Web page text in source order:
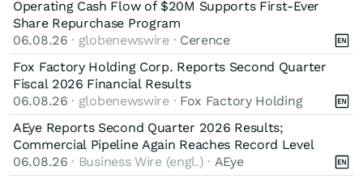
Operating Cash Flow of $20M Supports First-Ever
Share Repurchase Program
06.08.26 · globenewswire · Cerence
Fox Factory Holding Corp. Reports Second Quarter
Fiscal 2026 Financial Results
06.08.26 · globenewswire · Fox Factory Holding
AEye Reports Second Quarter 2026 Results;
Commercial Pipeline Again Reaches Record Level
06.08.26 · Business Wire (engl.) · AEye